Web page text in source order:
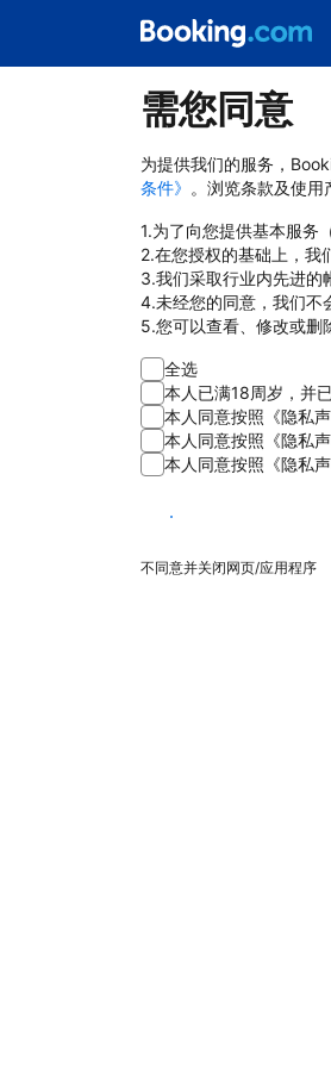
需您同意
为提供我们的服务，
条件》 。浏览条款及使
1.为了向您提供基本服务
2.在您授权的基础上，我
3.我们采取行业内先进的
4.未经您的同意，我们不
5.您可以查看、修改或删
全选
本人已满18周岁，并
本人同意按照《隐私
本人同意按照《隐私
本人同意按照《隐私
同意
不同意并关闭网页/应用程序